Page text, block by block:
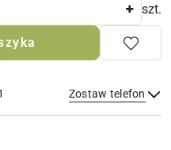
szt.
Zostaw telefon